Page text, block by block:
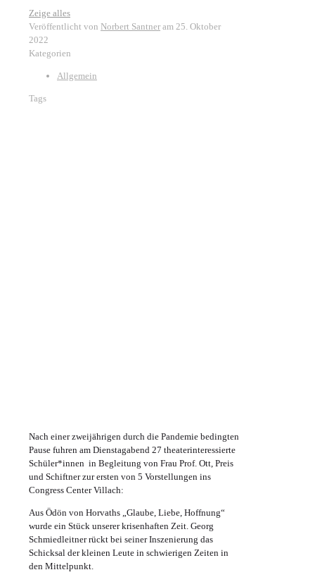
Zeige alles
Veröffentlicht von Norbert Santner am 25. Oktober
2022
Kategorien
Allgemein
Tags
Nach einer zweijährigen durch die Pandemie bedingten
Pause fuhren am Dienstagabend 27 theaterinteressierte
Schüler*innen in Begleitung von Frau Prof. Ott, Preis
und Schiftner zur ersten von 5 Vorstellungen ins
Congress Center Villach:
Aus Ödön von Horvaths „Glaube, Liebe, Hoffnung“
wurde ein Stück unserer krisenhaften Zeit. Georg
Schmiedleitner rückt bei seiner Inszenierung das
Schicksal der kleinen Leute in schwierigen Zeiten in
den Mittelpunkt.